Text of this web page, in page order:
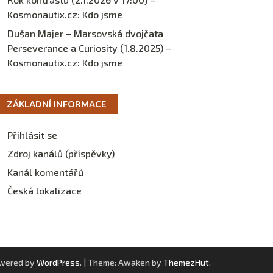
Kosmonautix.cz: Kdo jsme
Dušan Majer – Marsovská dvojčata
Perseverance a Curiosity (1.8.2025) –
Kosmonautix.cz: Kdo jsme
ZÁKLADNÍ INFORMACE
Přihlásit se
Zdroj kanálů (příspěvky)
Kanál komentářů
Česká lokalizace
by WordPress. | Theme: Awaken by ThemezHut.